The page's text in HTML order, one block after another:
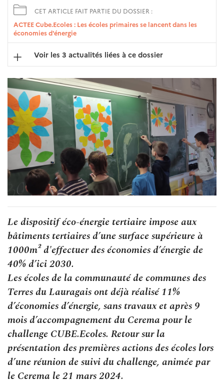
CET ARTICLE FAIT PARTIE DU DOSSIER :
ACTEE Cube.Ecoles : Les écoles primaires se lancent dans les
économies d'énergie
Voir les 3 actualités liées à ce dossier
Le dispositif éco-énergie tertiaire impose aux
bâtiments tertiaires d’une surface supérieure à
1000m² d'effectuer des économies d’énergie de
40% d’ici 2030.
Les écoles de la communauté de communes des
Terres du Lauragais ont déjà réalisé 11%
d’économies d’énergie, sans travaux et après 9
mois d’accompagnement du Cerema pour le
challenge CUBE.Ecoles. Retour sur la
présentation des premières actions des écoles lors
d’une réunion de suivi du challenge, animée par
le Cerema le 21 mars 2024.